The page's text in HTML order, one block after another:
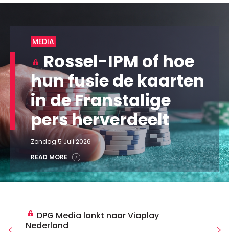
MEDIA
Rossel-IPM of hoe
hun fusie de kaarten
in de Franstalige
pers herverdeelt
Zondag 5 Juli 2026
READ MORE
DPG Media lonkt naar Viaplay
Nederland